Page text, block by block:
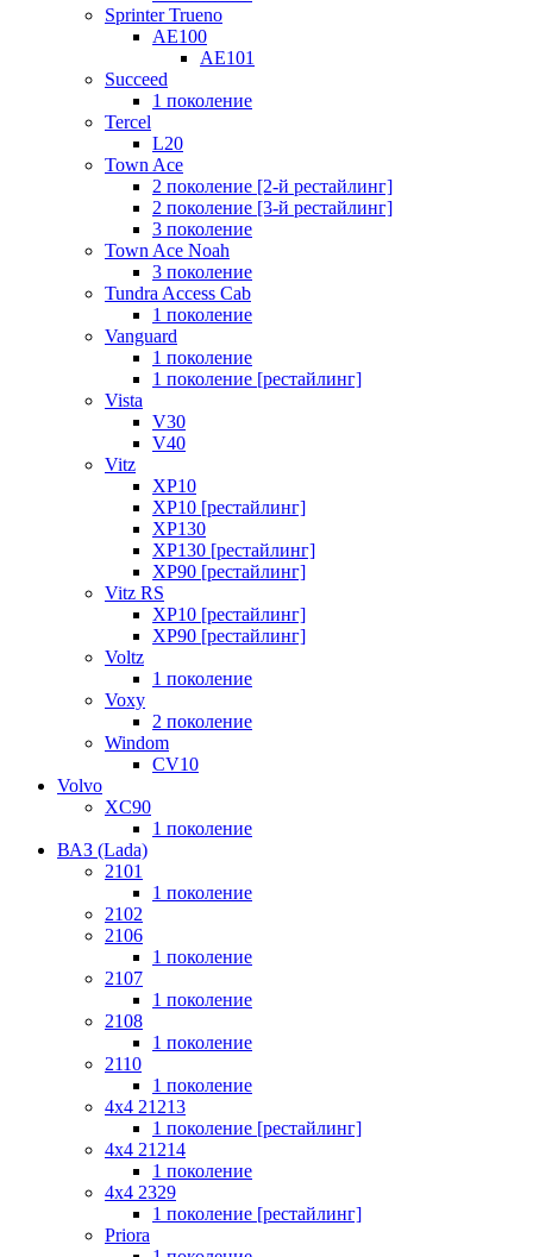
Sprinter Trueno
AE100
AE101
Succeed
1 поколение
Tercel
L20
Town Ace
2 поколение [2-й рестайлинг]
2 поколение [3-й рестайлинг]
3 поколение
Town Ace Noah
3 поколение
Tundra Access Cab
1 поколение
Vanguard
1 поколение
1 поколение [рестайлинг]
Vista
V30
V40
Vitz
XP10
XP10 [рестайлинг]
XP130
XP130 [рестайлинг]
XP90 [рестайлинг]
Vitz RS
XP10 [рестайлинг]
XP90 [рестайлинг]
Voltz
1 поколение
Voxy
2 поколение
Windom
СV10
Volvo
XC90
1 поколение
ВАЗ (Lada)
2101
1 поколение
2102
2106
1 поколение
2107
1 поколение
2108
1 поколение
2110
1 поколение
4x4 21213
1 поколение [рестайлинг]
4x4 21214
1 поколение
4x4 2329
1 поколение [рестайлинг]
Priora